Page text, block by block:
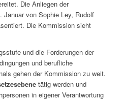
Die Anliegen der
Januar von Sophie Ley, Rudolf
Die Kommission sieht
und die Forderungen der
und berufliche
gehen der Kommission zu weit.
tätig werden und
in eigener Verantwortung